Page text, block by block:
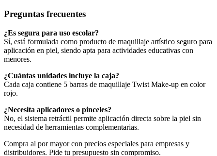
Preguntas frecuentes
¿Es segura para uso escolar?
Sí, está formulada como producto de maquillaje artístico seguro para
aplicación en piel, siendo apta para actividades educativas con
menores.
¿Cuántas unidades incluye la caja?
Cada caja contiene 5 barras de maquillaje Twist Make-up en color
rojo.
¿Necesita aplicadores o pinceles?
No, el sistema retráctil permite aplicación directa sobre la piel sin
necesidad de herramientas complementarias.
Compra al por mayor con precios especiales para empresas y
distribuidores. Pide tu presupuesto sin compromiso.